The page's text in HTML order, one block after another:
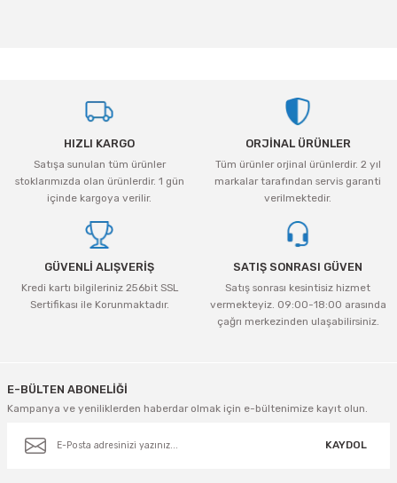
Ürün resmi kalitesiz, bozuk veya görüntülenemiyor.
Ürün açıklamasında eksik bilgiler bulunuyor.
Ürün bilgilerinde hatalar bulunuyor.
Ürün fiyatı diğer sitelerden daha pahalı.
Bu ürüne benzer farklı alternatifler olmalı.
HIZLI KARGO
Satışa sunulan tüm ürünler
stoklarımızda olan ürünlerdir. 1 gün
içinde kargoya verilir.
ORJİNAL ÜRÜNLER
Tüm ürünler orjinal ürünlerdir. 2 yıl
markalar tarafından servis garanti
verilmektedir.
GÜVENLİ ALIŞVERİŞ
Kredi kartı bilgileriniz 256bit SSL
Sertifikası ile Korunmaktadır.
SATIŞ SONRASI GÜVEN
Satış sonrası kesintisiz hizmet
vermekteyiz. 09:00-18:00 arasında
çağrı merkezinden ulaşabilirsiniz.
E-BÜLTEN ABONELİĞİ
Kampanya ve yeniliklerden haberdar olmak için e-bültenimize kayıt olun.
KAYDOL